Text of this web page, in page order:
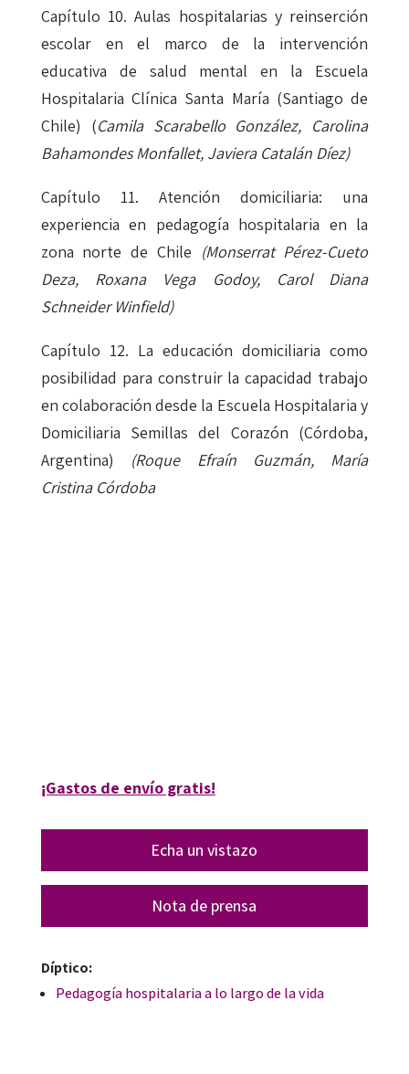
Capítulo 10. Aulas hospitalarias y reinserción
escolar en el marco de la intervención
educativa de salud mental en la Escuela
Hospitalaria Clínica Santa María (Santiago de
Chile) (Camila Scarabello González, Carolina
Bahamondes Monfallet, Javiera Catalán Díez)
Capítulo 11. Atención domiciliaria: una
experiencia en pedagogía hospitalaria en la
zona norte de Chile (Monserrat Pérez-Cueto
Deza, Roxana Vega Godoy, Carol Diana
Schneider Winfield)
Capítulo 12. La educación domiciliaria como
posibilidad para construir la capacidad trabajo
en colaboración desde la Escuela Hospitalaria y
Domiciliaria Semillas del Corazón (Córdoba,
Argentina) (Roque Efraín Guzmán, María
Cristina Córdoba
¡Gastos de envío gratis!
Echa un vistazo
Nota de prensa
Díptico:
Pedagogía hospitalaria a lo largo de la vida